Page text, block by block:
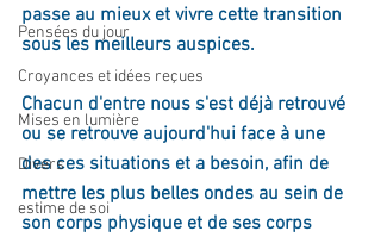
Pensées du jour
Croyances et idées reçues
Mises en lumière
Divers
estime de soi
passe au mieux et vivre cette transition
sous les meilleurs auspices.
Chacun d'entre nous s'est déjà retrouvé
ou se retrouve aujourd'hui face à une
des ces situations et a besoin, afin de
mettre les plus belles ondes au sein de
son corps physique et de ses corps